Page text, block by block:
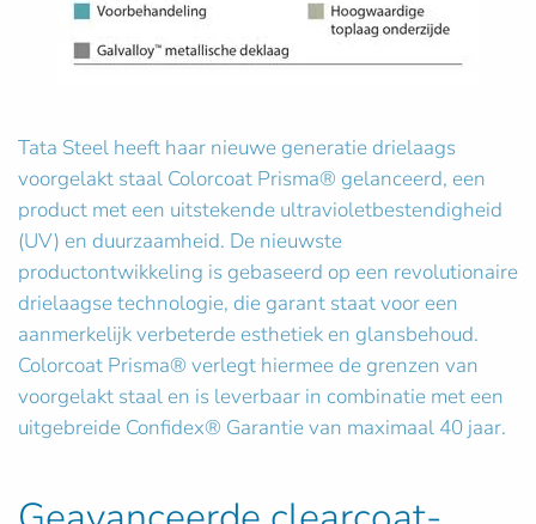
Tata Steel heeft haar nieuwe generatie drielaags
voorgelakt staal Colorcoat Prisma® gelanceerd, een
product met een uitstekende ultravioletbestendigheid
(UV) en duurzaamheid. De nieuwste
productontwikkeling is gebaseerd op een revolutionaire
drielaagse technologie, die garant staat voor een
aanmerkelijk verbeterde esthetiek en glansbehoud.
Colorcoat Prisma® verlegt hiermee de grenzen van
voorgelakt staal en is leverbaar in combinatie met een
uitgebreide Confidex® Garantie van maximaal 40 jaar.